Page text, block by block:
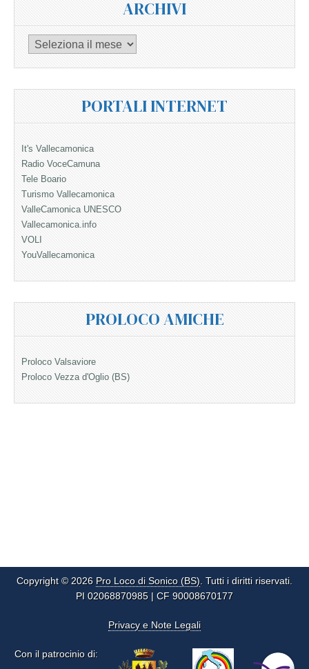
ARCHIVI
Archivi
PORTALI INTERNET
It's Vallecamonica
Radio VoceCamuna
Tele Boario
Turismo Vallecamonica
ValleCamonica UNESCO
Vallecamonica.info
VOLI
YouVallecamonica
PROLOCO AMICHE
Proloco Valsaviore
Proloco Vezza d'Oglio (BS)
Copyright © 2026 Pro Loco di Sonico (BS). Tutti i diritti riservati.
PI 02068870985 | CF 90008670177
Privacy e Note Legali
Con il patrocinio di: